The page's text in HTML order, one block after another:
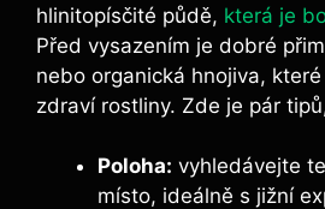
hlinitopísčité půdě, která je
Před vysazením je dobré
nebo organická hnojiva,
zdraví rostliny. Zde je pár
Poloha: vyhledávejte
místo, ideálně s jižní